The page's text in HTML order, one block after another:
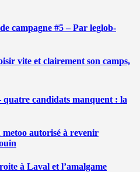
campagne #5 – Par leglob-
vite et clairement son camps,
candidats manquent : la
autorisé à revenir
à Laval et l’amalgame